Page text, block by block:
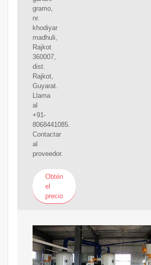
gramo,
nr.
khodiyar
madhuli,
Rajkot
360007,
dist.
Rajkot,
Guyarat.
Llama
al
+91-
8068441085.
Contactar
al
proveedor.
Obtén
el
precio